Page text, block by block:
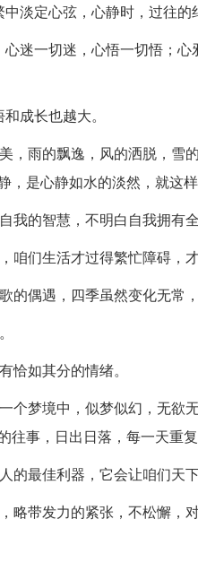
淡定心弦，心静时，过往
迷一切迷，心悟一切悟；
成长也越大。
，雨的飘逸，风的洒脱，雪
，是心静如水的淡然，就这样
我的智慧，不明白自我拥有全
咱们生活才过得繁忙障碍，才
的偶遇，四季虽然变化无常
恰如其分的情绪。
个梦境中，似梦似幻，无
往事，日出日落，每一天重复
的最佳利器，它会让咱们天
略带发力的紧张，不松懈